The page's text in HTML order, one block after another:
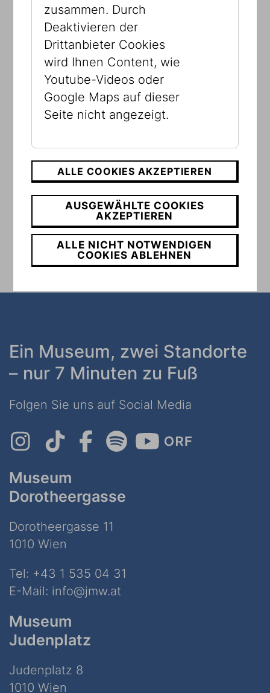
Ein Museum, zwei Standorte
– nur 7 Minuten zu Fuß
Folgen Sie uns auf Social Media
Museum
Dorotheergasse
Dorotheergasse 11
1010 Wien
Tel: +43 1 535 04 31
E-Mail: info@jmw.at
Museum
Judenplatz
Judenplatz 8
1010 Wien
zusammen. Durch
Deaktivieren der
Drittanbieter Cookies
wird Ihnen Content, wie
Youtube-Videos oder
Google Maps auf dieser
Seite nicht angezeigt.
ALLE COOKIES AKZEPTIEREN
AUSGEWÄHLTE COOKIES
AKZEPTIEREN
ALLE NICHT NOTWENDIGEN
COOKIES ABLEHNEN